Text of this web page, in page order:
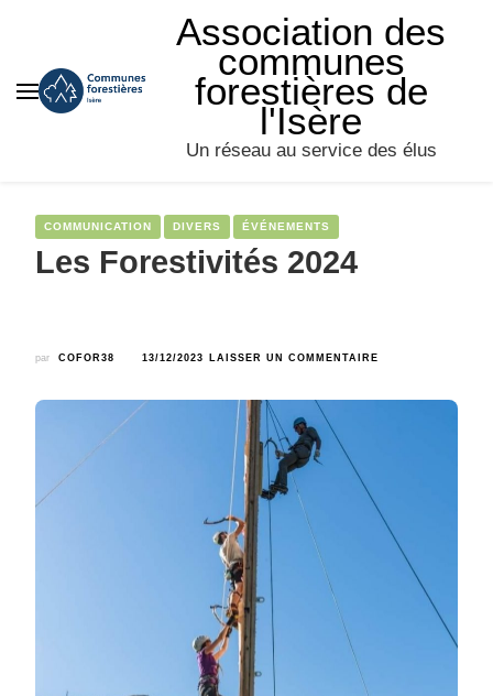
Association des
communes
forestières de
l'Isère
Un réseau au service des élus
COMMUNICATION DIVERS ÉVÉNEMENTS
Les Forestivités 2024
par COFOR38 13/12/2023 LAISSER UN COMMENTAIRE